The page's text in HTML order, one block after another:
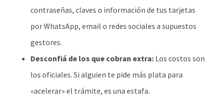
contraseñas, claves o información de tus tarjetas
por WhatsApp, email o redes sociales a supuestos
gestores.
Desconfiá de los que cobran extra: Los costos son
los oficiales. Si alguien te pide más plata para
«acelerar» el trámite, es una estafa.